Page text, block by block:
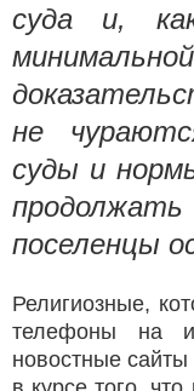
суда и,
не
суды и
поселенцы
Религиозные,
телефоны на
новостные